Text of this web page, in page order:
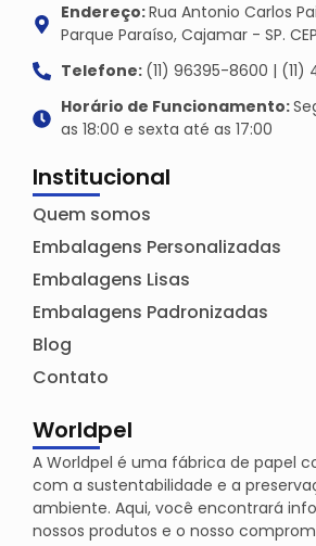
Endereço:Rua Antonio Carlos
Parque Paraíso, Cajamar - SP.
Telefone: (11) 96395-8600 | (11)
Horário de Funcionamento:
as 18:00 e sexta até as 17:00
Institucional
Quem somos
Embalagens Personalizadas
Embalagens Lisas
Embalagens Padronizadas
Blog
Contato
Worldpel
A Worldpel é uma fábrica de papel
com a sustentabilidade e a
ambiente. Aqui, você encontrará
nossos produtos e o nosso